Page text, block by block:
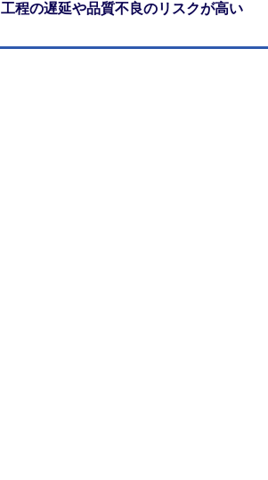
工程の遅延や品質不良のリスクが高い